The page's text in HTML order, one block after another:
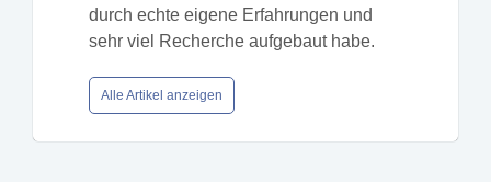
durch echte eigene Erfahrungen und
sehr viel Recherche aufgebaut habe.
Alle Artikel anzeigen